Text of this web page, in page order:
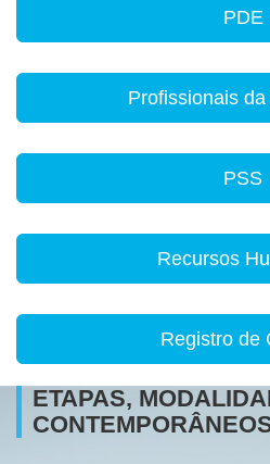
PDE
Profissionais
PSS
Recursos
Registro de
ETAPAS,